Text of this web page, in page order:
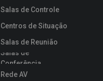
Salas de Controle
Centros de Situação
Salas de Reunião
Salas de
Conferência
Rede AV